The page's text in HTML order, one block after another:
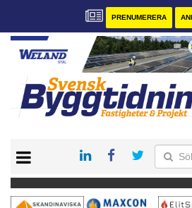
PRENUMERERA
PRENUMERERA